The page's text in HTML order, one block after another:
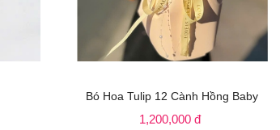
Bó Hoa Tulip 12 Cành Hồng Baby
1,200,000 đ